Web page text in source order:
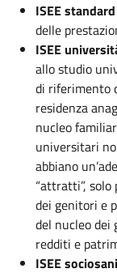
ISEE
delle
ISEE
allo studio
di riferimento
residenza
nucleo
universitari
abbiano
“attratti”,
dei genitori e
del nucleo
redditi e
ISEE